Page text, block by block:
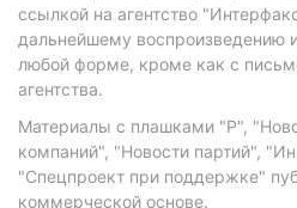
ссылкой на агентство
дальнейшему воспроизведению
любой форме, кроме как с
агентства.
Материалы с плашками "Р",
компаний", "Новости партий",
"Спецпроект при поддержке"
коммерческой основе.